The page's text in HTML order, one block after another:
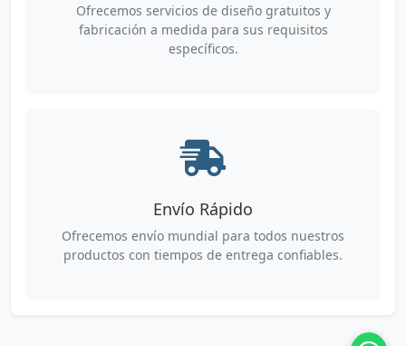
Ofrecemos servicios de diseño gratuitos y
fabricación a medida para sus requisitos
específicos.
Envío Rápido
Ofrecemos envío mundial para todos nuestros
productos con tiempos de entrega confiables.